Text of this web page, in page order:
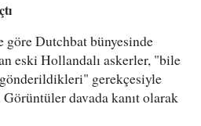
Dutchbat bünyesinde
eski Hollandalı askerler, "bile
gerekçesiyle
davada kanıt olarak